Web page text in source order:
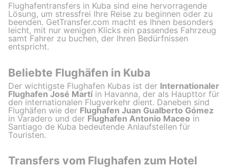
Flughafentransfers in Kuba sind eine hervorragende
Lösung, um stressfrei Ihre Reise zu beginnen oder zu
beenden. GetTransfer.com macht es Ihnen besonders
leicht, mit nur wenigen Klicks ein passendes Fahrzeug
samt Fahrer zu buchen, der Ihren Bedürfnissen
entspricht.
Beliebte Flughäfen in Kuba
Der wichtigste Flughafen Kubas ist der Internationaler
Flughafen José Martíin Havanna, der als Haupttor für
den internationalen Flugverkehr dient. Daneben sind
Flughäfen wie der Flughafen Juan Gualberto Gómez
in Varadero und der Flughafen Antonio Maceo in
Santiago de Kuba bedeutende Anlaufstellen für
Touristen.
Transfers vom Flughafen zum Hotel